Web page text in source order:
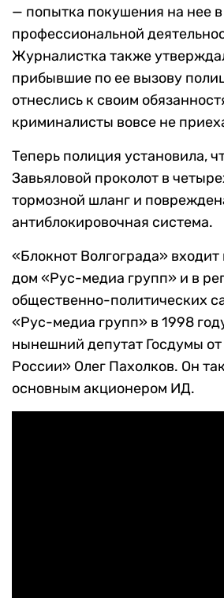
— попытка покушения на нее в
профессиональной
Журналистка также
прибывшие по ее вызову
отнеслись к своим
криминалисты вовсе не
Теперь полиция установила,
Завьяловой проколот в
тормозной шланг и
антиблокировочная система.
«Блокнот Волгограда» входит
дом «Рус-медиа групп» и в
общественно-политических
«Рус-медиа групп» в 1998
нынешний депутат Госдумы
России» Олег Пахолков. Он
основным акционером ИД.